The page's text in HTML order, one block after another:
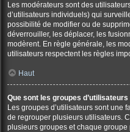
Les modérateurs sont des
d’utilisateurs individuels) qui
possibilité de modifier ou de
déverrouiller, les déplacer, les
modèrent. En règle générale, les
utilisateurs respectent les règles
Haut
Que sont les groupes d’utilisateurs
Les groupes d’utilisateurs sont une
de regrouper plusieurs utilisateurs.
plusieurs groupes et chaque